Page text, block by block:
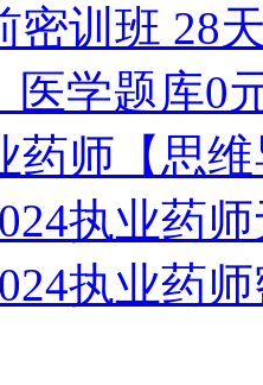
密训班 28
医学题库
药师【思
执业药
执业药